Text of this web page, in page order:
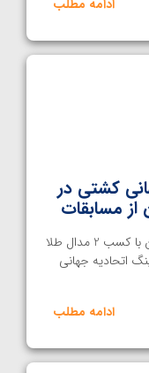
ادامه مطلب
کشتی در
خانه کشتی | تیم منتخب کشتی فرنگی ایران با کسب 2 مدال طلا
اتحادیه جهانی
ادامه مطلب